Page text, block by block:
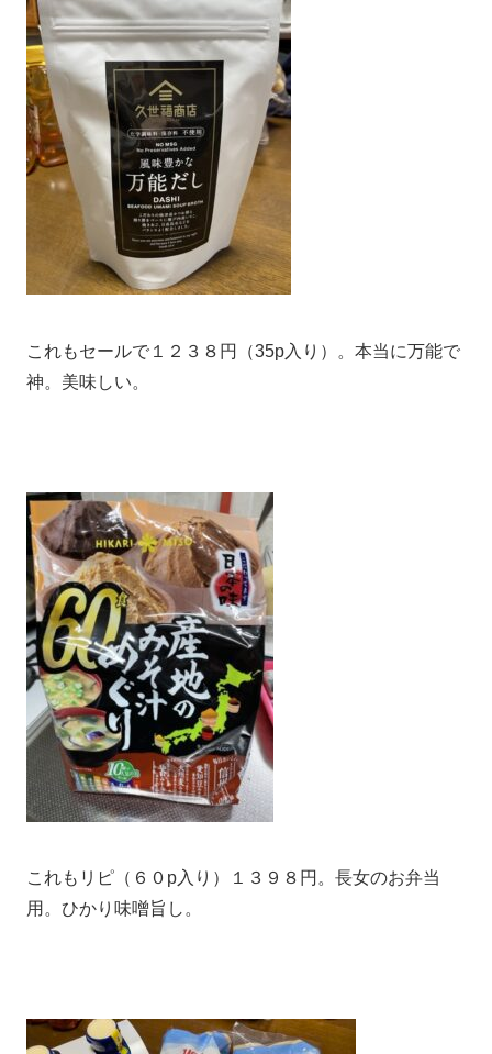
これもセールで１２３８円（35p入り）。本当に万能で
神。美味しい。
これもリピ（６０p入り）１３９８円。長女のお弁当
用。ひかり味噌旨し。